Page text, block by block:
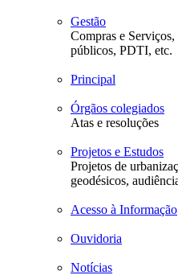
Gestão
Compras e Serviços,
públicos, PDTI, etc.
Principal
Órgãos colegiados
Atas e resoluções
Projetos e Estudos
Projetos de
geodésicos,
Acesso à Informação
Ouvidoria
Notícias